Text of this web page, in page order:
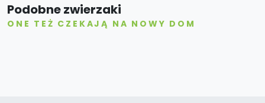
Podobne zwierzaki
ONE TEŻ CZEKAJĄ NA NOWY DOM